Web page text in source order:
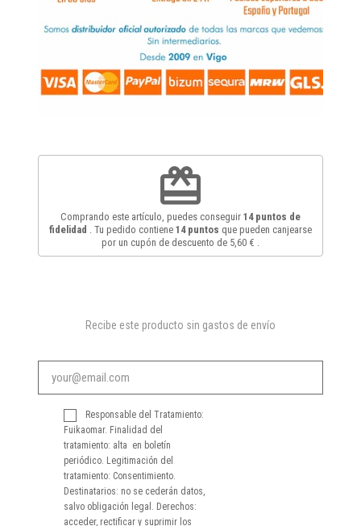
redeem
Comprando este artículo, puedes conseguir 14puntos de
fidelidad
. Tu pedido contiene 14puntos que pueden canjearse
por un cupón de descuento de 5,60 €
Recibe este producto sin gastos de envío
Responsable del Tratamiento:
Fuikaomar. Finalidad del
tratamiento: alta en boletín
periódico. Legitimación del
tratamiento: Consentimiento.
Destinatarios: no se cederán datos,
salvo obligación legal. Derechos:
acceder, rectificar y suprimir los